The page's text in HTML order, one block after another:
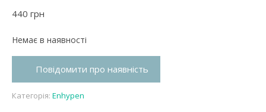
440 грн
Немає в наявності
Повідомити про наявність
Категорія: Enhypen